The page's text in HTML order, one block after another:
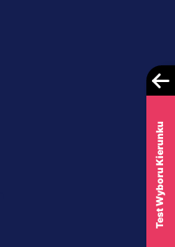
Test Wyboru Kierunku